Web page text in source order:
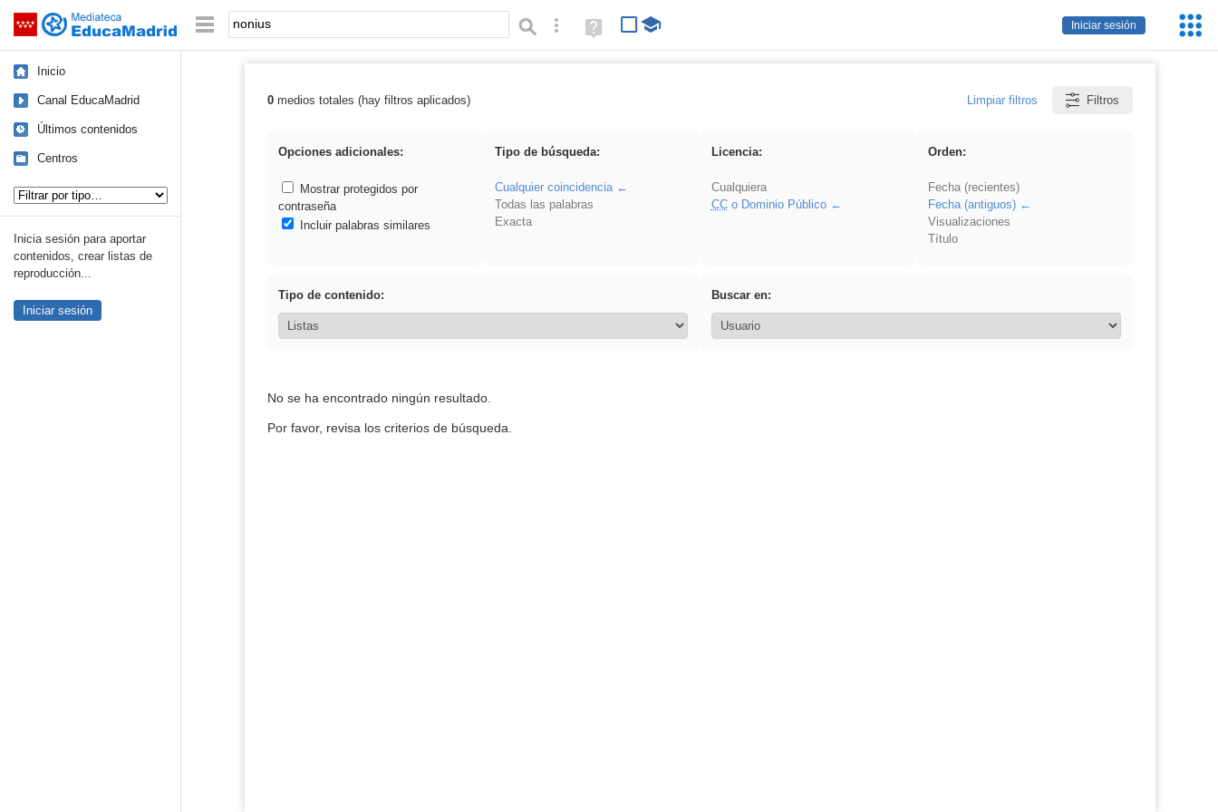
Saltar navegación
Iniciar sesión
Palabra o frase: Búsqueda avanzada
Ayuda
(en
Inicio
Canal EducaMadrid
Últimos contenidos
Centros
Inicia sesión para aportar
contenidos, crear listas de
reproducción...
Iniciar sesión
Resultados de: nonius
0medios totales (hay filtros aplicados) Limpiar filtros Filtros
Opciones adicionales:
Mostrar protegidos por
contraseña
Incluir palabras similares
Tipo de búsqueda:
Cualquier coincidencia
Todas las palabras
Exacta
Licencia:
Cualquiera
CCo Dominio Público
Orden:
Fecha (recientes)
Fecha (antiguos)
Visualizaciones
Título
Tipo de contenido: Buscar en:
No se ha encontrado ningún resultado.
Por favor, revisa los criterios de búsqueda.